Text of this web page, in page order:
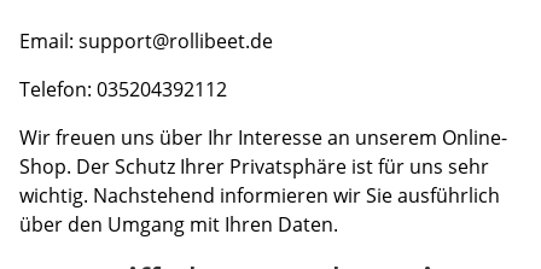
Email: support@rollibeet.de
Telefon: 035204392112
Wir freuen uns über Ihr Interesse an unserem Online-
Shop. Der Schutz Ihrer Privatsphäre ist für uns sehr
wichtig. Nachstehend informieren wir Sie ausführlich
über den Umgang mit Ihren Daten.